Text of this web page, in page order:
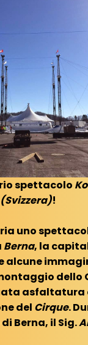
spettacolo
(Svizzera)!
uno
Berna, la
alcune
dello
asfaltatura
del Cirque.
Berna, il Sig.